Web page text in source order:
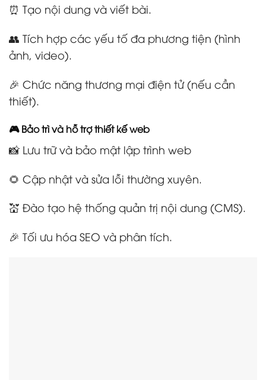
⏰ Tạo nội dung và viết bài.
👥 Tích hợp các yếu tố đa phương tiện (hình
ảnh, video).
🎉 Chức năng thương mại điện tử (nếu cần
thiết).
🎮 Bảo trì và hỗ trợ thiết kế web
📸 Lưu trữ và bảo mật lập trình web
🌻 Cập nhật và sửa lỗi thường xuyên.
💒 Đào tạo hệ thống quản trị nội dung (CMS).
🎉 Tối ưu hóa SEO và phân tích.